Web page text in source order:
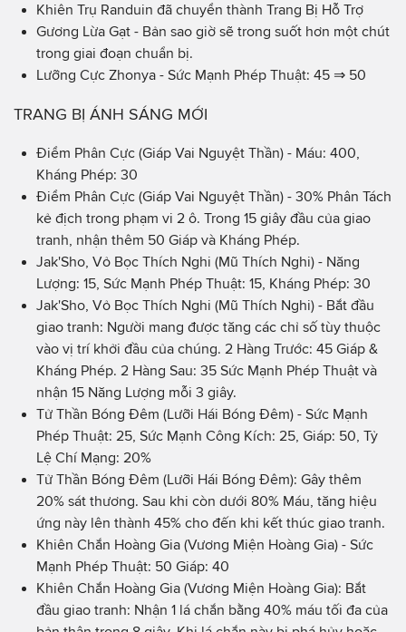
Khiên Trụ Randuin đã chuyển thành Trang Bị Hỗ Trợ
Gương Lừa Gạt - Bản sao giờ sẽ trong suốt hơn một chút
trong giai đoạn chuẩn bị.
Lưỡng Cực Zhonya - Sức Mạnh Phép Thuật: 45 ⇒ 50
TRANG BỊ ÁNH SÁNG MỚI
Điểm Phân Cực (Giáp Vai Nguyệt Thần) - Máu: 400,
Kháng Phép: 30
Điểm Phân Cực (Giáp Vai Nguyệt Thần) - 30% Phân Tách
kẻ địch trong phạm vi 2 ô. Trong 15 giây đầu của giao
tranh, nhận thêm 50 Giáp và Kháng Phép.
Jak'Sho, Vỏ Bọc Thích Nghi (Mũ Thích Nghi) - Năng
Lượng: 15, Sức Mạnh Phép Thuật: 15, Kháng Phép: 30
Jak'Sho, Vỏ Bọc Thích Nghi (Mũ Thích Nghi) - Bắt đầu
giao tranh: Người mang được tăng các chỉ số tùy thuộc
vào vị trí khởi đầu của chúng. 2 Hàng Trước: 45 Giáp &
Kháng Phép. 2 Hàng Sau: 35 Sức Mạnh Phép Thuật và
nhận 15 Năng Lượng mỗi 3 giây.
Tử Thần Bóng Đêm (Lưỡi Hái Bóng Đêm) - Sức Mạnh
Phép Thuật: 25, Sức Mạnh Công Kích: 25, Giáp: 50, Tỷ
Lệ Chí Mạng: 20%
Tử Thần Bóng Đêm (Lưỡi Hái Bóng Đêm): Gây thêm
20% sát thương. Sau khi còn dưới 80% Máu, tăng hiệu
ứng này lên thành 45% cho đến khi kết thúc giao tranh.
Khiên Chắn Hoàng Gia (Vương Miện Hoàng Gia) - Sức
Mạnh Phép Thuật: 50 Giáp: 40
Khiên Chắn Hoàng Gia (Vương Miện Hoàng Gia): Bắt
đầu giao tranh: Nhận 1 lá chắn bằng 40% máu tối đa của